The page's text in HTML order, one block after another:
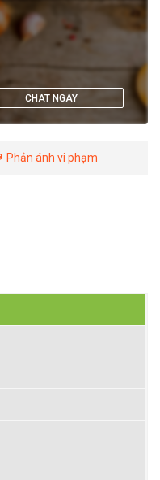
CHAT NGAY
Phản ánh vi phạm